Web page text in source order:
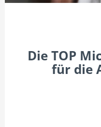
Die TOP
für die